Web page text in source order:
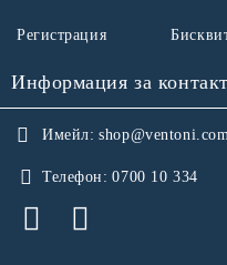
Регистрация
Информация за
Имейл: shop@ventoni.com
Телефон: 0700 10 334